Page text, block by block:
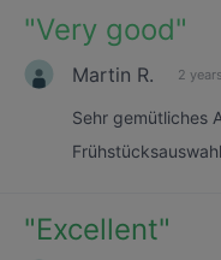
"Very good"
Martin R. 2
Sehr gemütliches
"Excellent"